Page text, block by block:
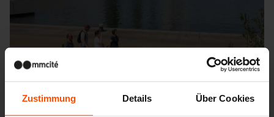
Zustimmung Details Über Cookies